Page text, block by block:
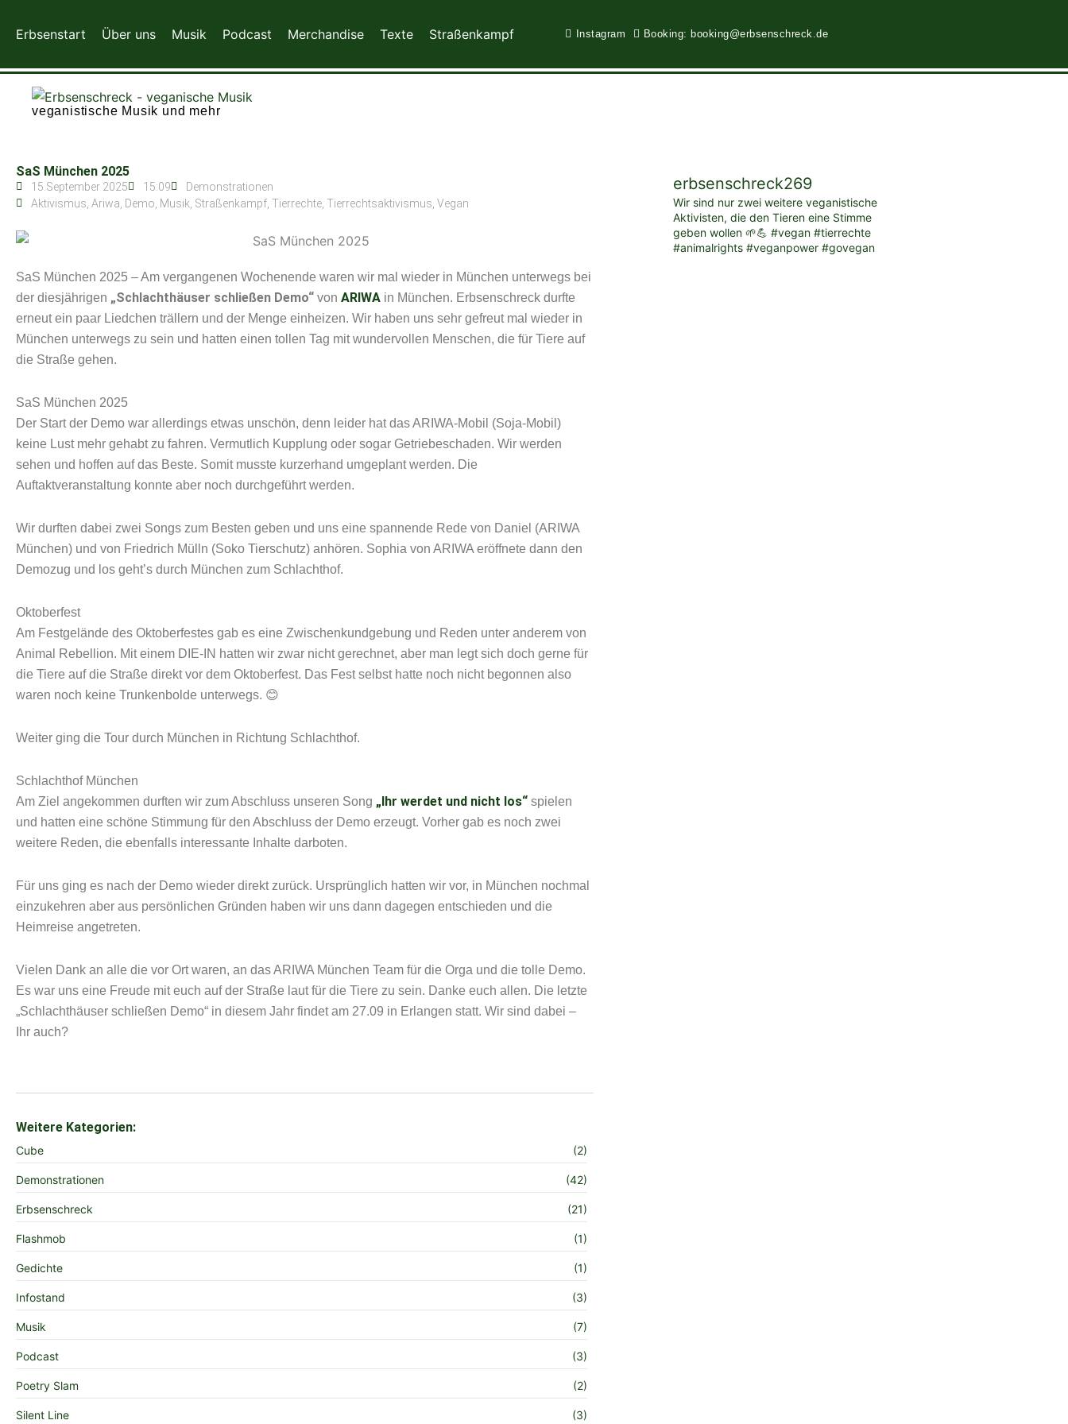
InhaltErbsenstart Über uns Musik Podcast Merchandise Texte Straßenkampf Instagram Booking: booking@erbsenschreck.de
veganistische Musik und mehr
SaS München 2025
15.September 2025 15:09
Demonstrationen
Aktivismus Ariwa Demo Musik Straßenkampf Tierrechte Tierrechtsaktivismus Vegan
SaS München 2025 – Am vergangenen Wochenende waren wir mal wieder in München unterwegs bei
der diesjährigen „Schlachthäuser schließen Demo“ von ARIWA in München. Erbsenschreck durfte
erneut ein paar Liedchen trällern und der Menge einheizen. Wir haben uns sehr gefreut mal wieder in
München unterwegs zu sein und hatten einen tollen Tag mit wundervollen Menschen, die für Tiere auf
die Straße gehen.
SaS München 2025
Der Start der Demo war allerdings etwas unschön, denn leider hat das ARIWA-Mobil (Soja-Mobil)
keine Lust mehr gehabt zu fahren. Vermutlich Kupplung oder sogar Getriebeschaden. Wir werden
sehen und hoffen auf das Beste. Somit musste kurzerhand umgeplant werden. Die
Auftaktveranstaltung konnte aber noch durchgeführt werden.
Wir durften dabei zwei Songs zum Besten geben und uns eine spannende Rede von Daniel (ARIWA
München) und von Friedrich Mülln (Soko Tierschutz) anhören. Sophia von ARIWA eröffnete dann den
Demozug und los geht’s durch München zum Schlachthof.
Oktoberfest
Am Festgelände des Oktoberfestes gab es eine Zwischenkundgebung und Reden unter anderem von
Animal Rebellion. Mit einem DIE-IN hatten wir zwar nicht gerechnet, aber man legt sich doch gerne für
die Tiere auf die Straße direkt vor dem Oktoberfest. Das Fest selbst hatte noch nicht begonnen also
waren noch keine Trunkenbolde unterwegs. 😊
Weiter ging die Tour durch München in Richtung Schlachthof.
Schlachthof München
Am Ziel angekommen durften wir zum Abschluss unseren Song „Ihr werdet und nicht los“ spielen
und hatten eine schöne Stimmung für den Abschluss der Demo erzeugt. Vorher gab es noch zwei
weitere Reden, die ebenfalls interessante Inhalte darboten.
Für uns ging es nach der Demo wieder direkt zurück. Ursprünglich hatten wir vor, in München nochmal
einzukehren aber aus persönlichen Gründen haben wir uns dann dagegen entschieden und die
Heimreise angetreten.
Vielen Dank an alle die vor Ort waren, an das ARIWA München Team für die Orga und die tolle Demo.
Es war uns eine Freude mit euch auf der Straße laut für die Tiere zu sein. Danke euch allen. Die letzte
„Schlachthäuser schließen Demo“ in diesem Jahr findet am 27.09 in Erlangen statt. Wir sind dabei –
Ihr auch?
Weitere Kategorien:
Cube (2)
Demonstrationen (42)
Erbsenschreck (21)
Flashmob (1)
Gedichte (1)
Infostand (3)
Musik (7)
Podcast (3)
Poetry Slam (2)
Silent Line (3)
erbsenschreck269
Wir sind nur zwei weitere veganistische
Aktivisten, die den Tieren eine Stimme
geben wollen 🌱💪 #vegan #tierrechte
#animalrights #veganpower #govegan